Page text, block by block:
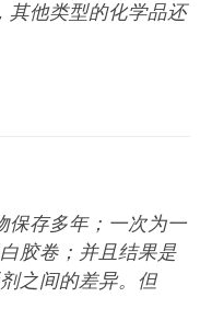
其他类型的化学品还
保存多年；一次为一
胶卷；并且结果是
之间的差异。但